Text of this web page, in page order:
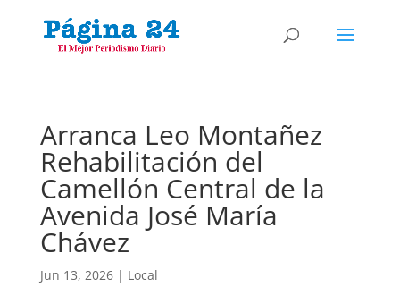
Arranca Leo Montañez
Rehabilitación del
Camellón Central de la
Avenida José María
Chávez
Jun 13, 2026| Local